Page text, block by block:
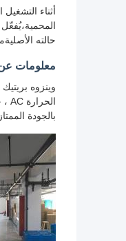
أثناء
حالته
معلومات
بالجودة